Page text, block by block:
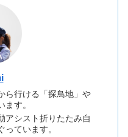
ら行ける「探鳥地」や
ます。
アシスト折りたたみ自
ています。